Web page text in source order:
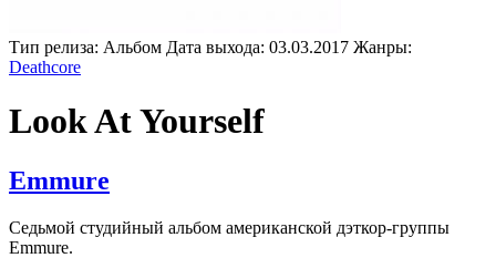
Тип релиза: Альбом Дата выхода: 03.03.2017 Жанры:
Deathcore
Look At Yourself
Emmure
Седьмой студийный альбом американской дэткор-группы
Emmure.